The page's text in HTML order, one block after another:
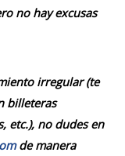
no hay excusas
irregular (te
billeteras
etc.), no dudes en
de manera